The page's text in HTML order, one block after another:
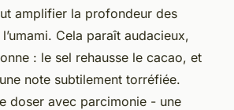
amplifier la profondeur des
Cela paraît audacieux,
: le sel rehausse le cacao, et
note subtilement torréfiée.
doser avec parcimonie - une